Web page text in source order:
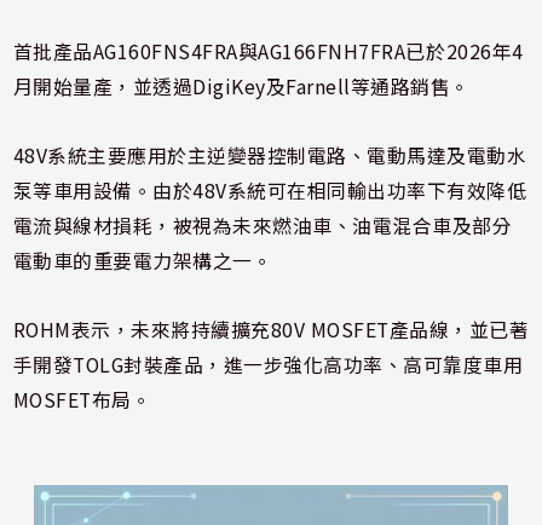
首批產品AG160FNS4FRA與AG166FNH7FRA已於2026年4
月開始量產，並透過DigiKey及Farnell等通路銷售。
48V系統主要應用於主逆變器控制電路、電動馬達及電動水
泵等車用設備。由於48V系統可在相同輸出功率下有效降低
電流與線材損耗，被視為未來燃油車、油電混合車及部分
電動車的重要電力架構之一。
ROHM表示，未來將持續擴充80V MOSFET產品線，並已著
手開發TOLG封裝產品，進一步強化高功率、高可靠度車用
MOSFET布局。